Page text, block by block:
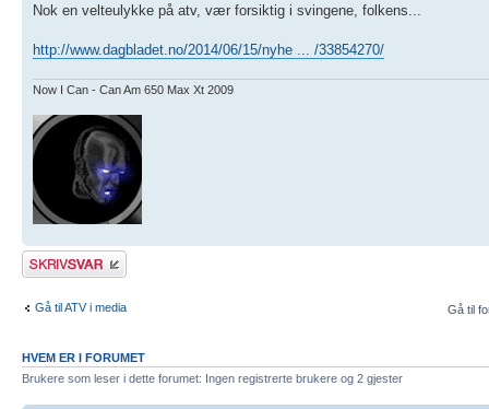
Nok en velteulykke på atv, vær forsiktig i svingene, folkens...
http://www.dagbladet.no/2014/06/15/nyhe ... /33854270/
Now I Can - Can Am 650 Max Xt 2009
Skriv et svar
Gå til ATV i media Gå til
HVEM ER I FORUMET
Brukere som leser i dette forumet: Ingen registrerte brukere og 2 gjester